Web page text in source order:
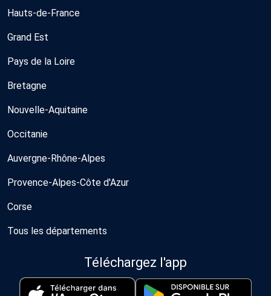
Hauts-de-France
Grand Est
Pays de la Loire
Bretagne
Nouvelle-Aquitaine
Occitanie
Auvergne-Rhône-Alpes
Provence-Alpes-Côte d'Azur
Corse
Tous les départements
Téléchargez l'app